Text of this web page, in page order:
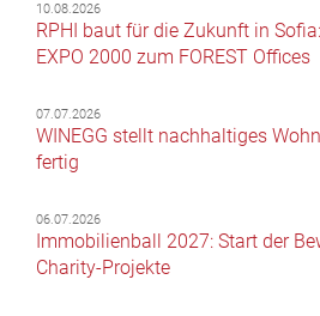
10.08.2026
RPHI baut für die Zukunft in
EXPO 2000 zum FOREST Offices
07.07.2026
WINEGG stellt nachhaltiges
fertig
06.07.2026
Immobilienball 2027: Start der
Charity-Projekte